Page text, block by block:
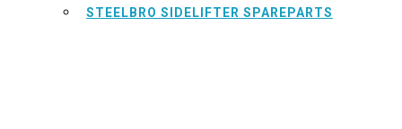
STEELBRO SIDELIFTER SPAREPARTS